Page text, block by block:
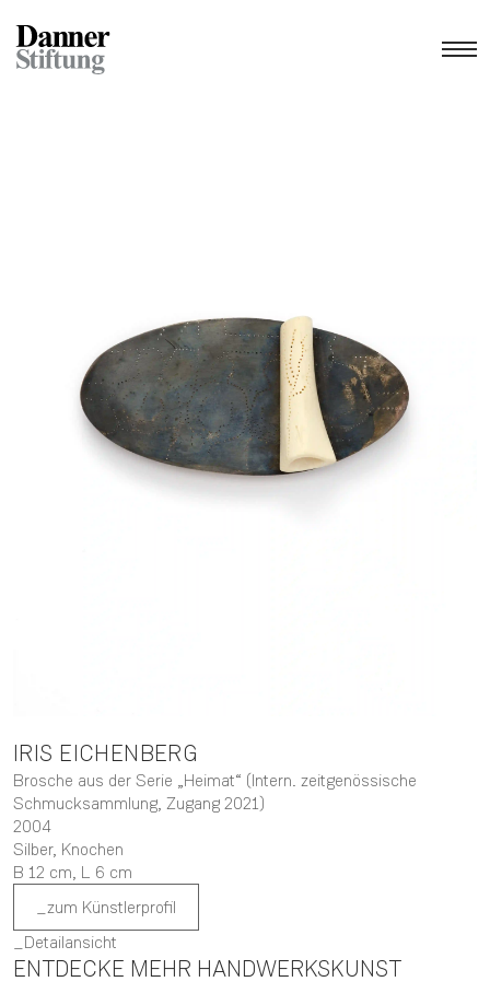
IRIS EICHENBERG
Brosche aus der Serie „Heimat“ (Intern. zeitgenössische
Schmucksammlung, Zugang 2021)
2004
Silber, Knochen
B 12 cm, L 6 cm
zum Künstlerprofil
Detailansicht
ENTDECKE MEHR HANDWERKSKUNST